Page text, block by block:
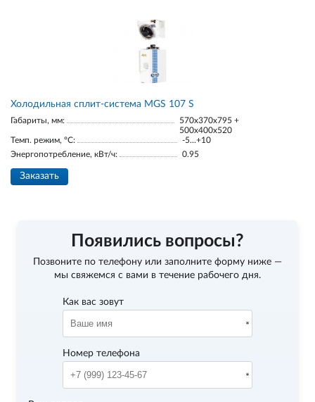
Холодильная сплит-система MGS 107 S
Габариты, мм:
570x370x795 +
500x400x520
Темп. режим, °С:
-5...+10
Энергопотребление, кВт/ч:
0.95
Заказать
Появились вопросы?
Позвоните по телефону или заполните форму ниже —
мы свяжемся с вами в течение рабочего дня.
Как вас зовут
Номер телефона